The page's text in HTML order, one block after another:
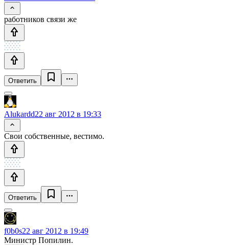
работников связи же
Ответить
Alukardd22 авг 2012 в 19:33
Свои собственные, вестимо.
Ответить
f0b0s22 авг 2012 в 19:49
Министр Попилин.